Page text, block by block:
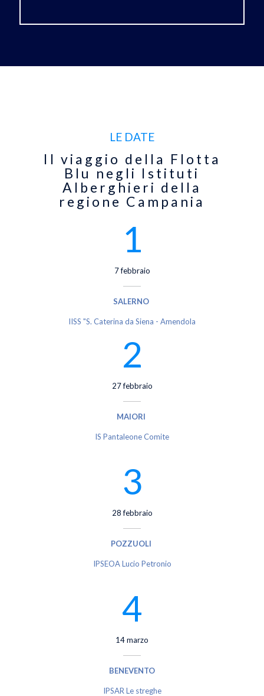
LE DATE
Il viaggio della Flotta
Blu negli Istituti
Alberghieri della
regione Campania
1
7 febbraio
SALERNO
IISS "S. Caterina da Siena - Amendola
2
27 febbraio
MAIORI
IS Pantaleone Comite
3
28 febbraio
POZZUOLI
IPSEOA Lucio Petronio
4
14 marzo
BENEVENTO
IPSAR Le streghe